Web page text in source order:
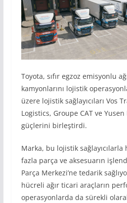
Toyota, sıfır egzoz emisyonlu
kamyonlarını lojistik
üzere lojistik sağlayıcıları Vos
Logistics, Groupe CAT ve
güçlerini birleştirdi.
Marka, bu lojistik
fazla parça ve aksesuarın
Parça Merkezi’ne tedarik
hücreli ağır ticari araçların
operasyonlarda da sürekli